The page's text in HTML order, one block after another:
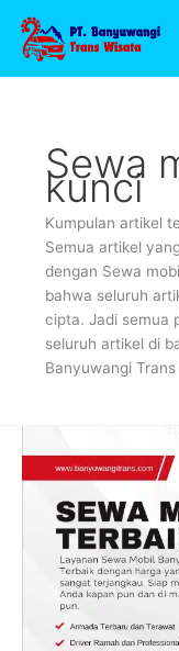
konten
Sewa
kunci
Kumpulan artikel
Semua artikel
dengan Sewa
bahwa seluruh
cipta. Jadi semua
seluruh artikel di
Banyuwangi
Seru
dengan
Sewa
Mobil
Banyuwangi
Menghubungkan